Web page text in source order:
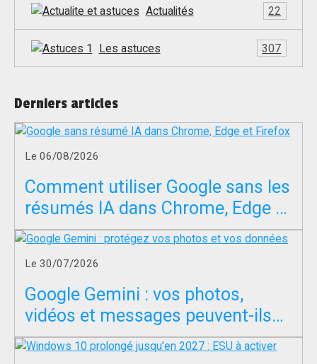
Actualités 22
Les astuces 307
Derniers articles
Le 06/08/2026
Comment utiliser Google sans les
résumés IA dans Chrome, Edge et
Firefox ?
Le 30/07/2026
Google Gemini : vos photos,
vidéos et messages peuvent-ils
servir à entraîner l’IA ?